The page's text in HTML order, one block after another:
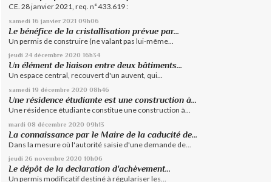
CE. 28 janvier 2021, req. n°433.619 :
samedi 16 janvier 2021 09h06
Le bénéfice de la cristallisation prévue par...
Un permis de construire (ne valant pas lui-même...
jeudi 24 décembre 2020 16h34
Un élément de liaison entre deux bâtiments...
Un espace central, recouvert d'un auvent, qui...
samedi 19 décembre 2020 08h46
Une résidence étudiante est une construction à...
Une résidence étudiante constitue une construction à...
mardi 08 décembre 2020 09h13
La connaissance par le Maire de la caducité de...
Dans la mesure où l'autorité saisie d'une demande de...
jeudi 26 novembre 2020 10h06
Le dépôt de la declaration d'achèvement...
Un permis modificatif destiné à régulariser les...